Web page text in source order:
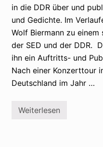
in die DDR über und
und Gedichte. Im
Wolf Biermann zu
der SED und der DDR.
ihn ein Auftritts- und
Nach einer Konzerttour
Deutschland im Jahr …
W
Weiterlesen